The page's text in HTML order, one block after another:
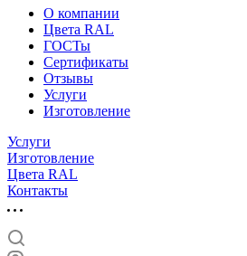
О компании
Цвета RAL
ГОСТы
Сертификаты
Отзывы
Услуги
Изготовление
Услуги
Изготовление
Цвета RAL
Контакты